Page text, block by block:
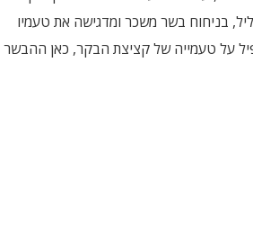
בניחוח בשר משכר ומדגישה את טעמיו
על טעמייה של קציצת הבקר, כאן ההבשר